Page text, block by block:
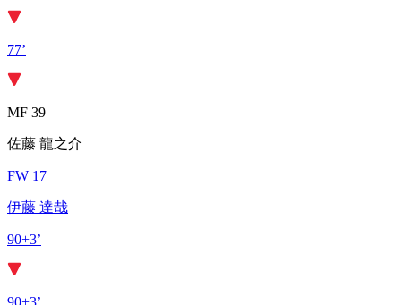
77’
MF 39
佐藤 龍之介
FW 17
伊藤 達哉
90+3’